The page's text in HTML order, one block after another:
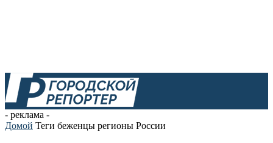
- реклама -
Домой Теги беженцы регионы России